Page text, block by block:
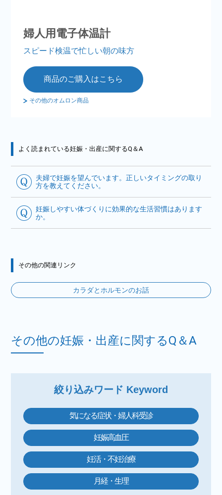
婦人用電子体温計
スピード検温で忙しい朝の味方
商品のご購入はこちら
その他のオムロン商品
よく読まれている妊娠・出産に関するQ＆A
夫婦で妊娠を望んでいます。正しいタイミングの取り
方を教えてください。
妊娠しやすい体づくりに効果的な生活習慣はあります
か。
その他の関連リンク
カラダとホルモンのお話
その他の妊娠・出産に関するQ＆A
絞り込みワード Keyword
気になる症状・婦人科受診
妊娠高血圧
妊活・不妊治療
月経・生理